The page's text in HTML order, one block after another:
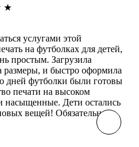
★
услугами этой
на футболках для детей,
простым. Загрузила
размеры, и быстро оформила
дней футболки были готовы
печати на высоком
насыщенные. Дети остались
вещей! Обязательно